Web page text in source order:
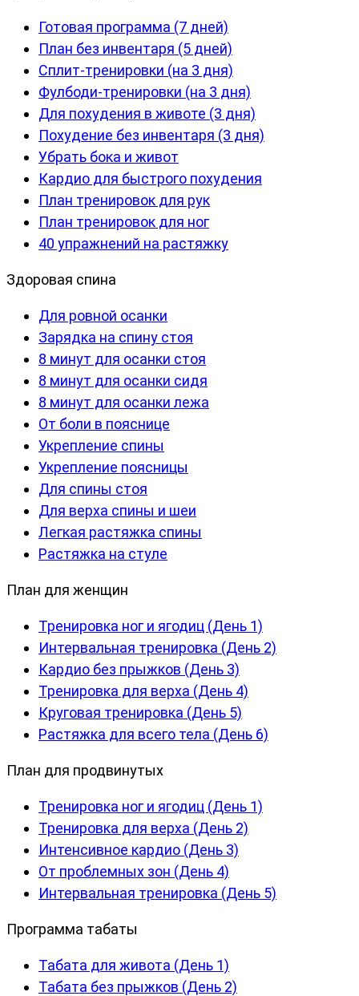
Готовая программа (7 дней)
План без инвентаря (5 дней)
Сплит-тренировки (на 3 дня)
Фулбоди-тренировки (на 3 дня)
Для похудения в животе (3 дня)
Похудение без инвентаря (3 дня)
Убрать бока и живот
Кардио для быстрого похудения
План тренировок для рук
План тренировок для ног
40 упражнений на растяжку
Здоровая спина
Для ровной осанки
Зарядка на спину стоя
8 минут для осанки стоя
8 минут для осанки сидя
8 минут для осанки лежа
От боли в пояснице
Укрепление спины
Укрепление поясницы
Для спины стоя
Для верха спины и шеи
Легкая растяжка спины
Растяжка на стуле
План для женщин
Тренировка ног и ягодиц (День 1)
Интервальная тренировка (День 2)
Кардио без прыжков (День 3)
Тренировка для верха (День 4)
Круговая тренировка (День 5)
Растяжка для всего тела (День 6)
План для продвинутых
Тренировка ног и ягодиц (День 1)
Тренировка для верха (День 2)
Интенсивное кардио (День 3)
От проблемных зон (День 4)
Интервальная тренировка (День 5)
Программа табаты
Табата для живота (День 1)
Табата без прыжков (День 2)